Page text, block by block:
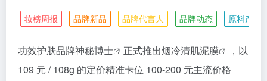
妆榜周报 品牌新品 品牌代言人 品牌动态 原料产业
功效护肤品牌神秘博士 正式推出烟冷清肌泥膜
，以
109 元 / 108g 的定价精准卡位 100-200 元主流价格